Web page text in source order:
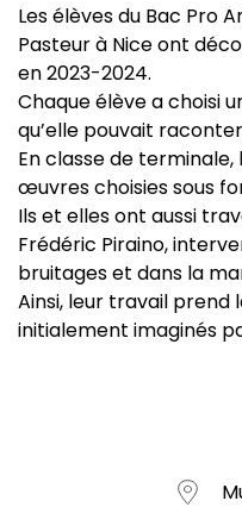
Les élèves du Bac Pro
Pasteur à Nice ont
en 2023-2024.
Chaque élève a choisi
qu’elle pouvait
En classe de
œuvres choisies sous
Ils et elles ont aussi
Frédéric Piraino,
bruitages et dans la
Ainsi, leur travail
initialement imaginés